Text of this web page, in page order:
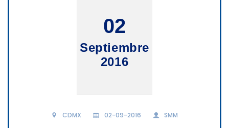
02
Septiembre
2016
CDMX 02-09-2016 SMM